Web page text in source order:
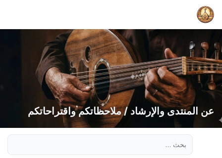
عن المنتدى والإرشاد / ملاحظاتكم واقتراحاتكم